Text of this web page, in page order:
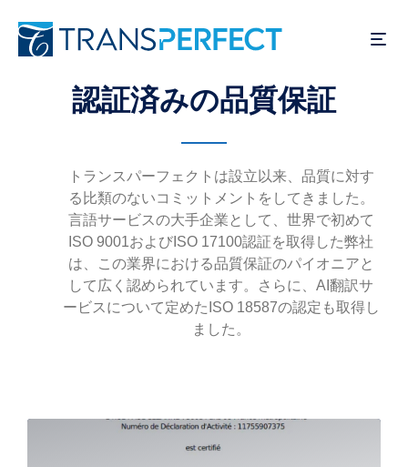
イ
ン
ン
ツ
に
移
動
認証済みの品質保証
トランスパーフェクトは設立以来、品質に対す
る比類のないコミットメントをしてきました。
言語サービスの大手企業として、世界で初めて
ISO 9001およびISO 17100認証を取得した弊社
は、この業界における品質保証のパイオニアと
して広く認められています。さらに、AI翻訳サ
ービスについて定めたISO 18587の認定も取得し
ました。